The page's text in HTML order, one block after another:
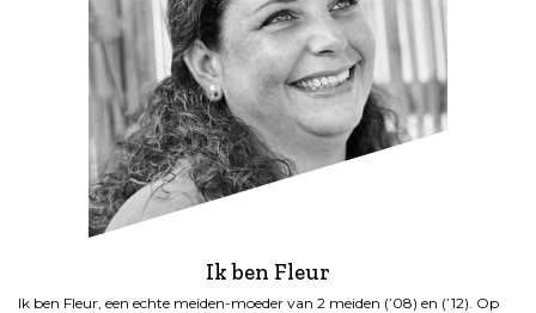
Ik ben Fleur
Ik ben Fleur, een echte meiden-moeder van 2 meiden (’08) en (’12). Op